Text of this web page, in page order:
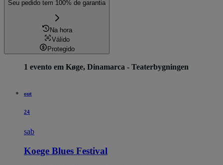
Seu pedido tem 100% de garantia
Na hora
Válido
Protegido
1 evento em Køge, Dinamarca - Teaterbygningen
out
24
sab
Koege Blues Festival